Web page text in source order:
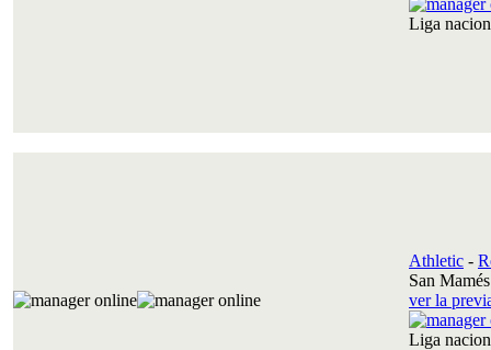
Liga
Athletic -
San
ver la
Liga